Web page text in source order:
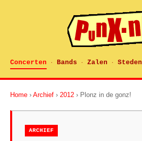
Concerten · Bands · Zalen · Steden
Home › Archief › 2012 › Plonz in de gonz!
ARCHIEF